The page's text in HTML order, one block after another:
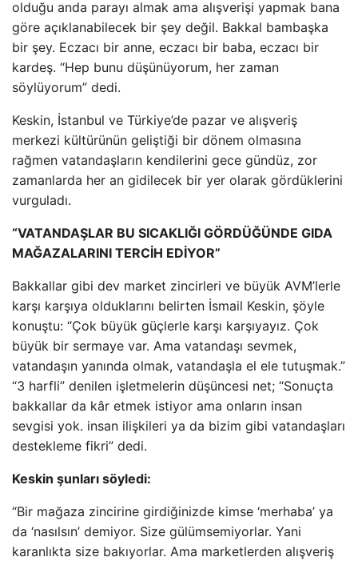
olduğu anda parayı almak ama alışverişi yapmak bana
göre açıklanabilecek bir şey değil. Bakkal bambaşka
bir şey. Eczacı bir anne, eczacı bir baba, eczacı bir
kardeş. “Hep bunu düşünüyorum, her zaman
söylüyorum” dedi.
Keskin, İstanbul ve Türkiye’de pazar ve alışveriş
merkezi kültürünün geliştiği bir dönem olmasına
rağmen vatandaşların kendilerini gece gündüz, zor
zamanlarda her an gidilecek bir yer olarak gördüklerini
vurguladı.
“VATANDAŞLAR BU SICAKLIĞI GÖRDÜĞÜNDE GIDA
MAĞAZALARINI TERCİH EDİYOR”
Bakkallar gibi dev market zincirleri ve büyük AVM’lerle
karşı karşıya olduklarını belirten İsmail Keskin, şöyle
konuştu: “Çok büyük güçlerle karşı karşıyayız. Çok
büyük bir sermaye var. Ama vatandaşı sevmek,
vatandaşın yanında olmak, vatandaşla el ele tutuşmak.”
“3 harfli” denilen işletmelerin düşüncesi net; “Sonuçta
bakkallar da kâr etmek istiyor ama onların insan
sevgisi yok. insan ilişkileri ya da bizim gibi vatandaşları
destekleme fikri” dedi.
Keskin şunları söyledi:
“Bir mağaza zincirine girdiğinizde kimse ‘merhaba’ ya
da ‘nasılsın’ demiyor. Size gülümsemiyorlar. Yani
karanlıkta size bakıyorlar. Ama marketlerden alışveriş